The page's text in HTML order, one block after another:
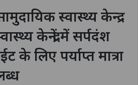
स्वास्थ्य केन्द्र
केन्द्रों में सर्पदंश
के लिए पर्याप्त मात्रा